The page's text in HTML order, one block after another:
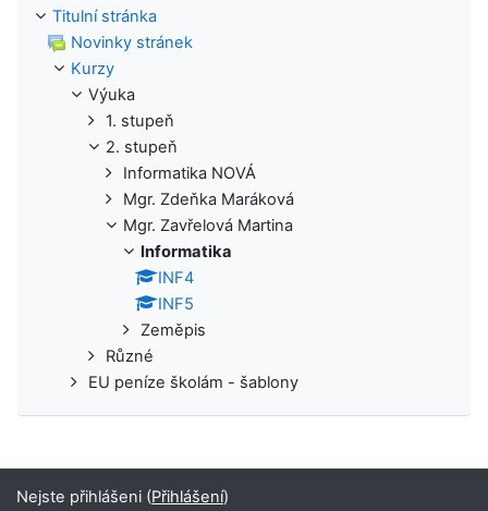
Titulní stránka
Novinky stránek
Kurzy
Výuka
1. stupeň
2. stupeň
Informatika NOVÁ
Mgr. Zdeňka Maráková
Mgr. Zavřelová Martina
Informatika
INF4
INF5
Zeměpis
Různé
EU peníze školám - šablony
Nejste přihlášeni (Přihlášení)